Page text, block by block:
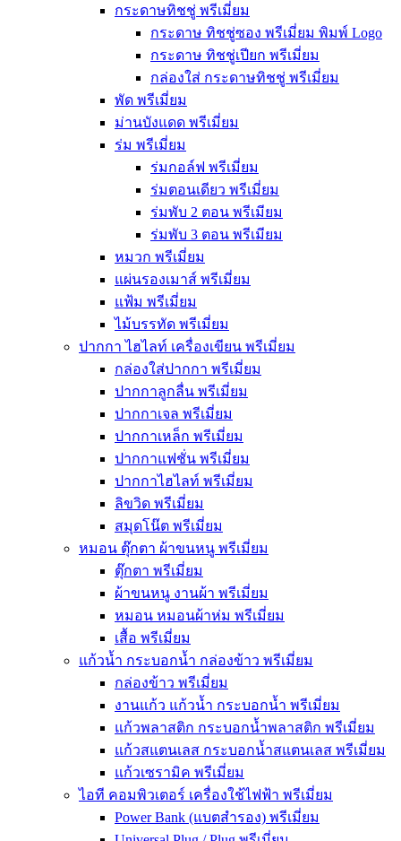
กระดาษทิชชู่ พรีเมี่ยม
กระดาษ ทิชชู่ซอง พรีเมี่ยม พิมพ์ Logo
กระดาษ ทิชชู่เปียก พรีเมี่ยม
กล่องใส่ กระดาษทิชชู่ พรีเมี่ยม
พัด พรีเมี่ยม
ม่านบังแดด พรีเมี่ยม
ร่ม พรีเมี่ยม
ร่มกอล์ฟ พรีเมี่ยม
ร่มตอนเดียว พรีเมี่ยม
ร่มพับ 2 ตอน พรีเมียม
ร่มพับ 3 ตอน พรีเมียม
หมวก พรีเมี่ยม
แผ่นรองเมาส์ พรีเมี่ยม
แฟ้ม พรีเมี่ยม
ไม้บรรทัด พรีเมี่ยม
ปากกา ไฮไลท์ เครื่องเขียน พรีเมี่ยม
กล่องใส่ปากกา พรีเมี่ยม
ปากกาลูกลื่น พรีเมี่ยม
ปากกาเจล พรีเมี่ยม
ปากกาเหล็ก พรีเมี่ยม
ปากกาแฟชั่น พรีเมี่ยม
ปากกาไฮไลท์ พรีเมี่ยม
ลิขวิด พรีเมี่ยม
สมุดโน๊ต พรีเมี่ยม
หมอน ตุ๊กตา ผ้าขนหนู พรีเมี่ยม
ตุ๊กตา พรีเมี่ยม
ผ้าขนหนู งานผ้า พรีเมี่ยม
หมอน หมอนผ้าห่ม พรีเมี่ยม
เสื้อ พรีเมี่ยม
แก้วน้ำ กระบอกน้ำ กล่องข้าว พรีเมี่ยม
กล่องข้าว พรีเมี่ยม
งานแก้ว แก้วน้ำ กระบอกน้ำ พรีเมี่ยม
แก้วพลาสติก กระบอกน้ำพลาสติก พรีเมี่ยม
แก้วสแตนเลส กระบอกน้ำสแตนเลส พรีเมี่ยม
แก้วเซรามิค พรีเมี่ยม
ไอที คอมพิวเตอร์ เครื่องใช้ไฟฟ้า พรีเมี่ยม
Power Bank (แบตสำรอง) พรีเมี่ยม